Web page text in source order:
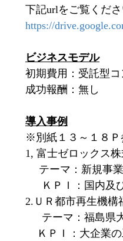
下記urlをご覧くだ
https://
ビジネスモデル
初期費用：受託型
成功報酬：無し
導入事例
※別紙１３～１８Ｐ
1, 富士ゼロックス
テーマ：新規事
ＫＰＩ：国内及
2.ＵＲ都市再生機構
テーマ：福島県大
ＫＰＩ：大企